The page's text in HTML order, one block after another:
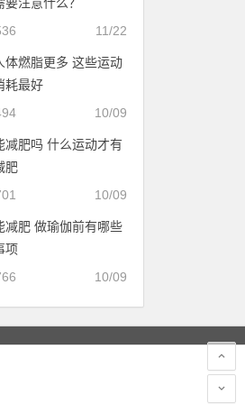
11/22
体燃脂更多 这些运动
耗最好
10/09
减肥吗 什么运动才有
肥
10/09
减肥 做瑜伽前有哪些
项
10/09